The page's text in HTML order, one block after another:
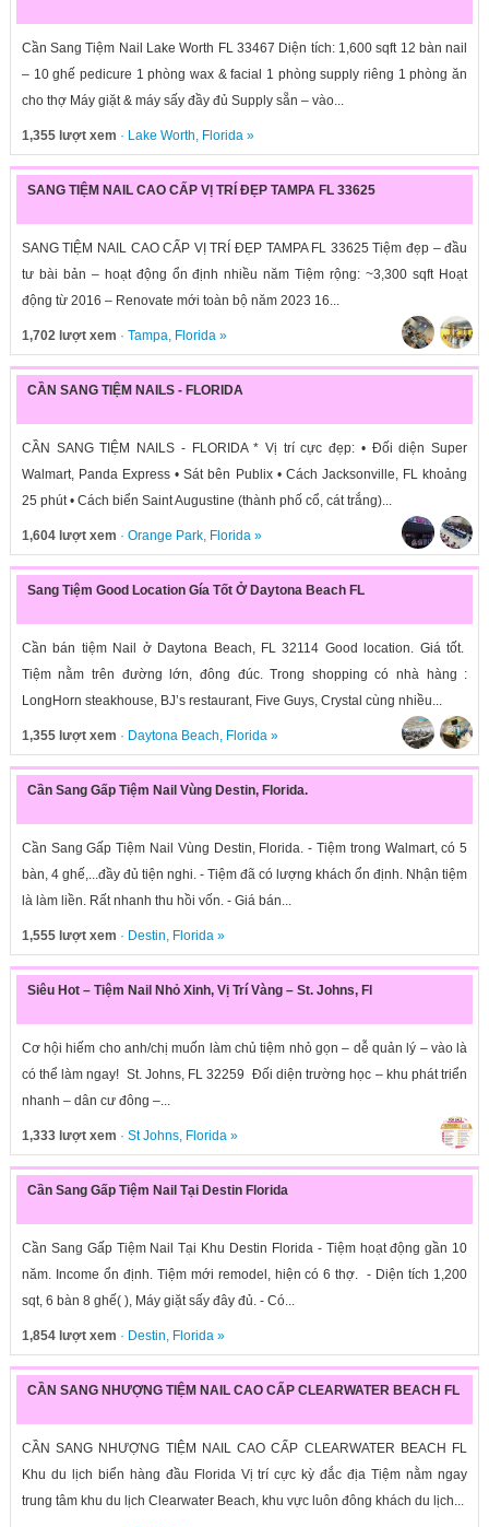
Cần Sang Tiệm Nail Lake Worth FL 33467 Diện tích: 1,600 sqft 12 bàn nail
– 10 ghế pedicure 1 phòng wax & facial 1 phòng supply riêng 1 phòng ăn
cho thợ Máy giặt & máy sấy đầy đủ Supply sẵn – vào...
1,355 lượt xem · Lake Worth, Florida»
SANG TIỆM NAIL CAO CẤP VỊ TRÍ ĐẸP TAMPA FL 33625
SANG TIỆM NAIL CAO CẤP VỊ TRÍ ĐẸP TAMPA FL 33625 Tiệm đẹp – đầu
tư bài bản – hoạt động ổn định nhiều năm Tiệm rộng: ~3,300 sqft Hoạt
động từ 2016 – Renovate mới toàn bộ năm 2023 16...
1,702 lượt xem · Tampa, Florida»
CẦN SANG TIỆM NAILS - FLORIDA
CẦN SANG TIỆM NAILS - FLORIDA * Vị trí cực đẹp: • Đối diện Super
Walmart, Panda Express • Sát bên Publix • Cách Jacksonville, FL khoảng
25 phút • Cách biển Saint Augustine (thành phố cổ, cát trắng)...
1,604 lượt xem · Orange Park, Florida»
Sang Tiệm Good Location Gía Tốt Ở Daytona Beach FL
Cần bán tiệm Nail ở Daytona Beach, FL 32114 Good location. Giá tốt.
Tiệm nằm trên đường lớn, đông đúc. Trong shopping có nhà hàng :
LongHorn steakhouse, BJ’s restaurant, Five Guys, Crystal cùng nhiều...
1,355 lượt xem · Daytona Beach, Florida»
Cần Sang Gấp Tiệm Nail Vùng Destin, Florida.
Cần Sang Gấp Tiệm Nail Vùng Destin, Florida. - Tiệm trong Walmart, có 5
bàn, 4 ghế,...đầy đủ tiện nghi. - Tiệm đã có lượng khách ổn định. Nhận tiệm
là làm liền. Rất nhanh thu hồi vốn. - Giá bán...
1,555 lượt xem · Destin, Florida»
Siêu Hot – Tiệm Nail Nhỏ Xinh, Vị Trí Vàng – St. Johns, Fl
Cơ hội hiếm cho anh/chị muốn làm chủ tiệm nhỏ gọn – dễ quản lý – vào là
có thể làm ngay! St. Johns, FL 32259 Đối diện trường học – khu phát triển
nhanh – dân cư đông –...
1,333 lượt xem · St Johns, Florida»
Cần Sang Gấp Tiệm Nail Tại Destin Florida
Cần Sang Gấp Tiệm Nail Tại Khu Destin Florida - Tiệm hoạt động gần 10
năm. Income ổn định. Tiệm mới remodel, hiện có 6 thợ. - Diện tích 1,200
sqt, 6 bàn 8 ghế( ), Máy giặt sấy đây đủ. - Có...
1,854 lượt xem · Destin, Florida»
CẦN SANG NHƯỢNG TIỆM NAIL CAO CẤP CLEARWATER BEACH FL
CẦN SANG NHƯỢNG TIỆM NAIL CAO CẤP CLEARWATER BEACH FL
Khu du lịch biển hàng đầu Florida Vị trí cực kỳ đắc địa Tiệm nằm ngay
trung tâm khu du lịch Clearwater Beach, khu vực luôn đông khách du lịch...